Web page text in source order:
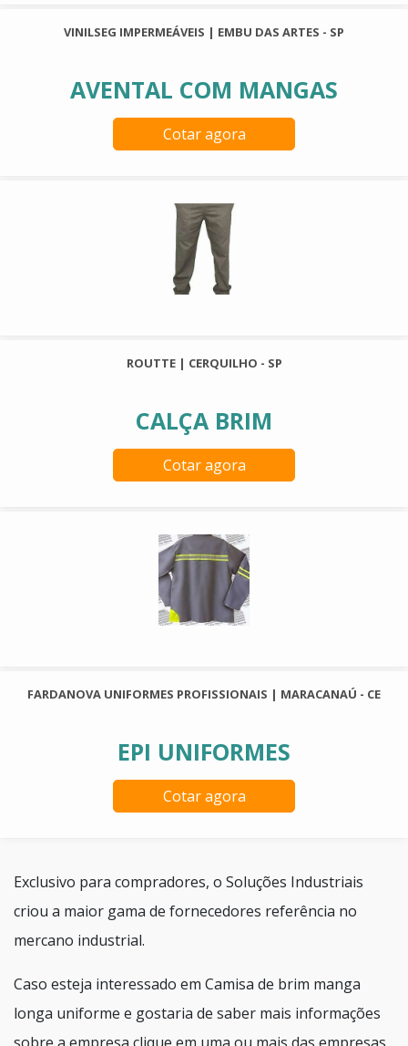
VINILSEG IMPERMEÁVEIS | EMBU DAS ARTES - SP
AVENTAL COM MANGAS
Cotar agora
ROUTTE | CERQUILHO - SP
CALÇA BRIM
Cotar agora
FARDANOVA UNIFORMES PROFISSIONAIS | MARACANAÚ - CE
EPI UNIFORMES
Cotar agora
Exclusivo para compradores, o Soluções Industriais
criou a maior gama de fornecedores referência no
mercano industrial.
Caso esteja interessado em Camisa de brim manga
longa uniforme e gostaria de saber mais informações